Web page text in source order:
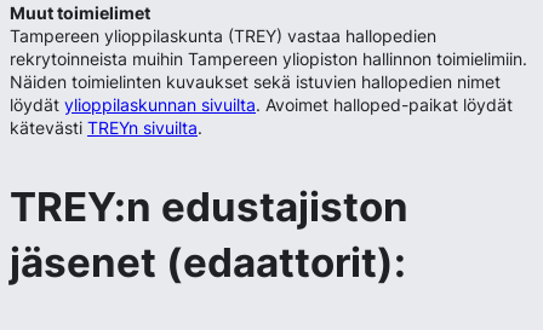
Muut toimielimet
Tampereen ylioppilaskunta (TREY) vastaa hallopedien
rekrytoinneista muihin Tampereen yliopiston hallinnon toimielimiin.
Näiden toimielinten kuvaukset sekä istuvien hallopedien nimet
löydät ylioppilaskunnan sivuilta. Avoimet halloped-paikat löydät
kätevästi TREYn sivuilta.
TREY:n edustajiston
jäsenet (edaattorit):